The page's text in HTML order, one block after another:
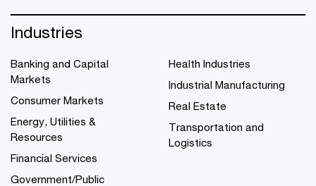
Industries
Banking and Capital
Markets
Consumer Markets
Energy, Utilities &
Resources
Financial Services
Government/Public
Health Industries
Industrial Manufacturing
Real Estate
Transportation and
Logistics